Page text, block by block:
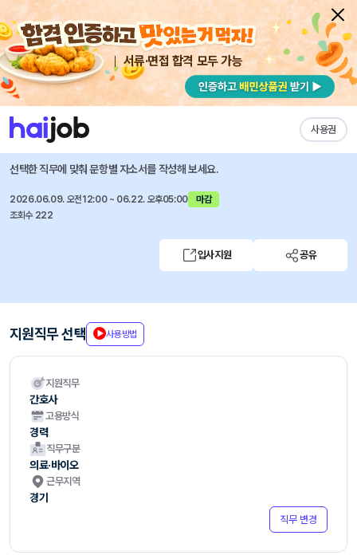
서류·면접 합격 모두 가능
사용권
채용공고 자소서 자유항목 자소서 내 작성목록
한양대학교부속구리병원
2026년도 경력간호사(기졸업자) 모집
선택한 직무에 맞춰 문항별 자소서를 작성해 보세요.
2026.06.09. 오전12:00 ~ 06.22. 오후05:00
마감
조회수 222
입사지원 공유
지원직무 선택 사용방법
지원직무
간호사
고용방식
경력
직무구분
의료·바이오
근무지역
경기
직무 변경